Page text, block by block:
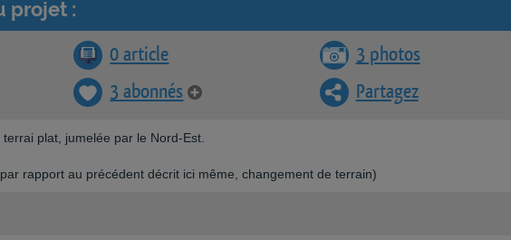
projet :
0 article
3 photos
3 abonnés Partagez
plat, jumelée par le Nord-Est.
rapport au précédent décrit ici même, changement de terrain)